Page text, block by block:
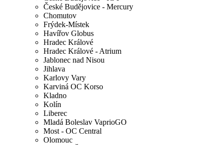
České Budějovice - Mercury
Chomutov
Frýdek-Místek
Havířov Globus
Hradec Králové
Hradec Králové - Atrium
Jablonec nad Nisou
Jihlava
Karlovy Vary
Karviná OC Korso
Kladno
Kolín
Liberec
Mladá Boleslav VaprioGO
Most - OC Central
Olomouc